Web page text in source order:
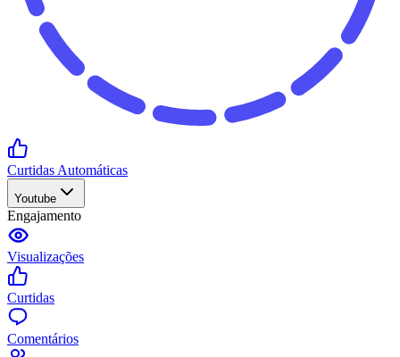
Curtidas Automáticas
Youtube
Engajamento
Visualizações
Curtidas
Comentários